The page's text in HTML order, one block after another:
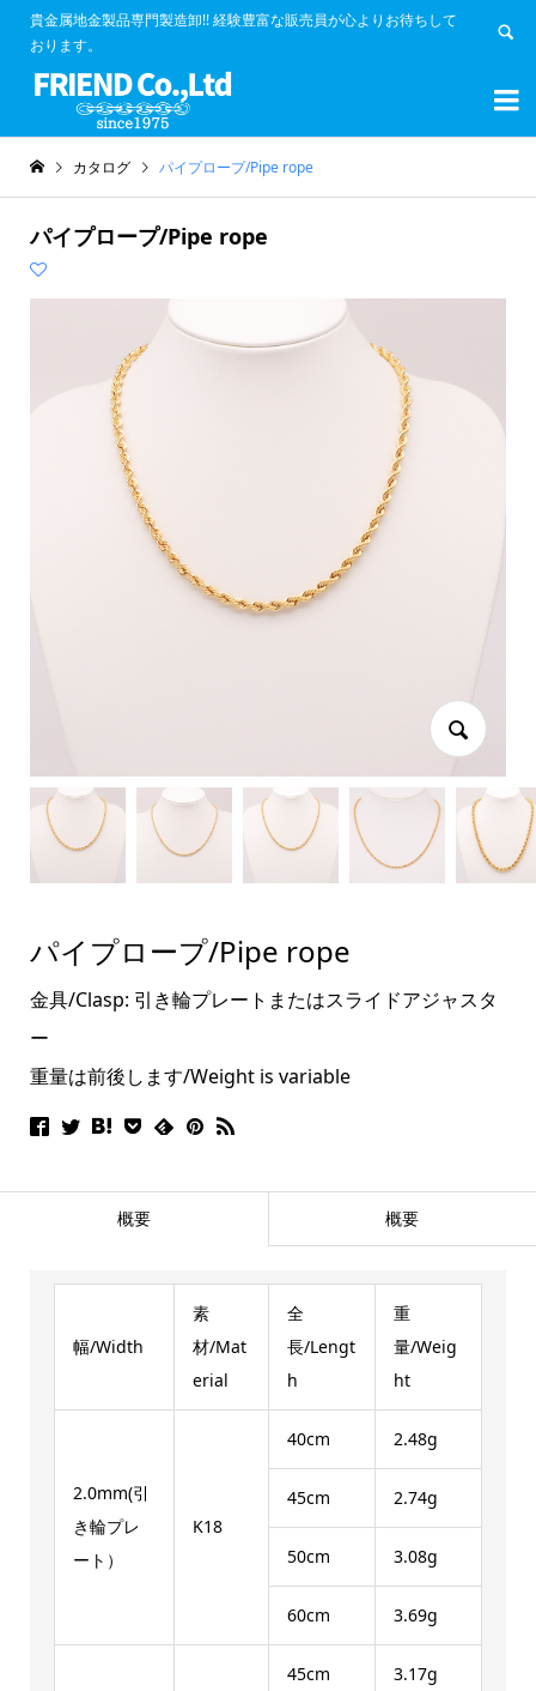
貴金属地金製品専門製造卸!! 経験豊富な販売員が心よりお待ちして
おります。


カタログ パイプロープ/Pipe rope
パイプロープ/Pipe rope
パイプロープ/Pipe rope
金具/Clasp: 引き輪プレートまたはスライドアジャスタ
ー
重量は前後します/Weight is variable
概要 概要
幅/Width
素
材/Mat
erial
全
長/Lengt
h
重
量/Weig
ht
2.0mm(引
き輪プレ
ート）
K18
40cm 2.48g
45cm 2.74g
50cm 3.08g
60cm 3.69g
45cm 3.17g